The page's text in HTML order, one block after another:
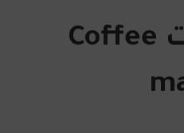
كوفي ميت Coffee